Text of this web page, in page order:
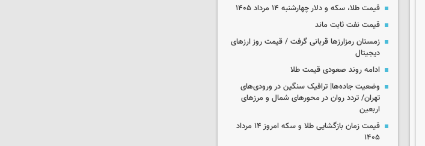
قیمت طلا، سکه و دلار چهارشنبه ۱۴ مرداد ۱۴۰۵
قیمت نفت ثابت ماند
زمستان رمزارزها قربانی گرفت / قیمت روز ارزهای
دیجیتال
ادامه روند صعودی قیمت طلا
وضعیت جاده‌ها| ترافیک سنگین در ورودی‌های
تهران/ تردد روان در محورهای شمال و مرزهای
اربعین
قیمت زمان بازگشایی طلا و سکه امروز ۱۴ مرداد
۱۴۰۵